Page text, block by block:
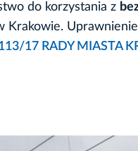
do korzystania z
Krakowie.
17 RADY MIASTA